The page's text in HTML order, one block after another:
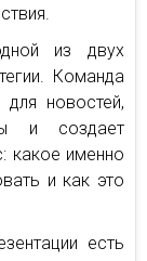
из двух
Команда
новостей,
и создает
какое именно
и как это
есть